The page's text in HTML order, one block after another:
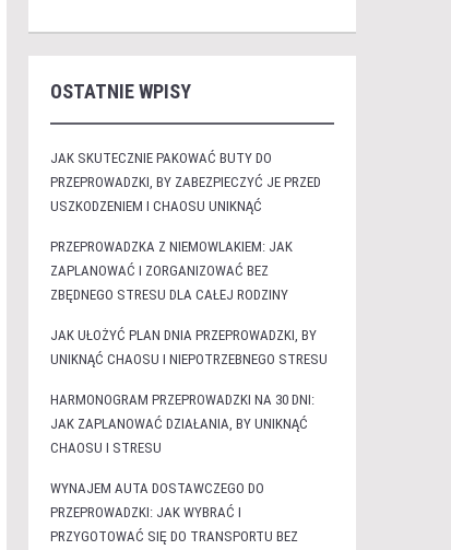
OSTATNIE WPISY
JAK SKUTECZNIE PAKOWAĆ BUTY DO
PRZEPROWADZKI, BY ZABEZPIECZYĆ JE PRZED
USZKODZENIEM I CHAOSU UNIKNĄĆ
PRZEPROWADZKA Z NIEMOWLAKIEM: JAK
ZAPLANOWAĆ I ZORGANIZOWAĆ BEZ
ZBĘDNEGO STRESU DLA CAŁEJ RODZINY
JAK UŁOŻYĆ PLAN DNIA PRZEPROWADZKI, BY
UNIKNĄĆ CHAOSU I NIEPOTRZEBNEGO STRESU
HARMONOGRAM PRZEPROWADZKI NA 30 DNI:
JAK ZAPLANOWAĆ DZIAŁANIA, BY UNIKNĄĆ
CHAOSU I STRESU
WYNAJEM AUTA DOSTAWCZEGO DO
PRZEPROWADZKI: JAK WYBRAĆ I
PRZYGOTOWAĆ SIĘ DO TRANSPORTU BEZ